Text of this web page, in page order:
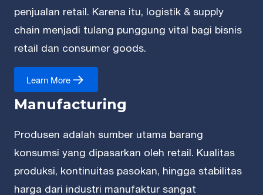
penjualan retail. Karena itu, logistik & supply
chain menjadi tulang punggung vital bagi bisnis
retail dan consumer goods.
Learn More
Manufacturing
Produsen adalah sumber utama barang
konsumsi yang dipasarkan oleh retail. Kualitas
produksi, kontinuitas pasokan, hingga stabilitas
harga dari industri manufaktur sangat